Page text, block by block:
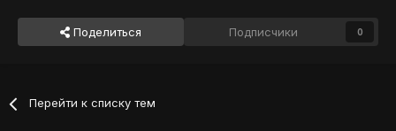
Поделиться Подписчики 0
Перейти к списку тем